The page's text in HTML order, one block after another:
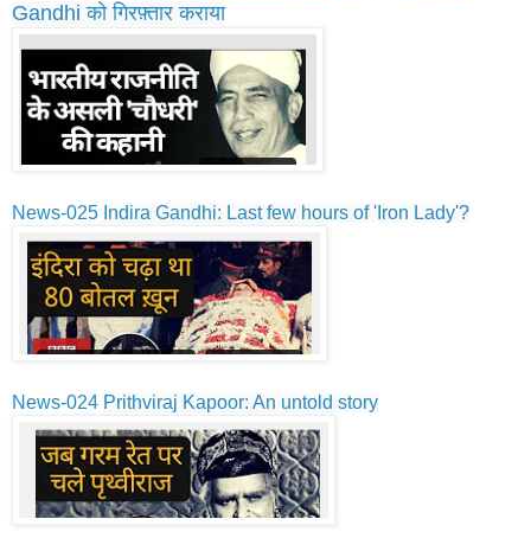
Gandhi को गिरफ़्तार कराया
News-025 Indira Gandhi: Last few hours of 'Iron Lady'?
News-024 Prithviraj Kapoor: An untold story